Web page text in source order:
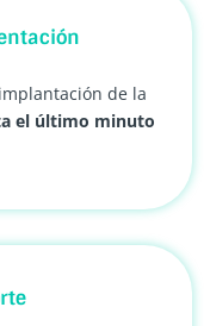
de la
el último minuto